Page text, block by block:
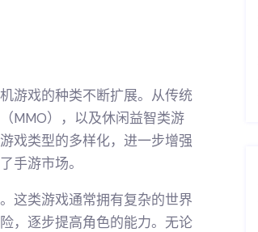
游戏的种类不断扩展。从传统
MMO），以及休闲益智类游
戏类型的多样化，进一步增强
手游市场。
这类游戏通常拥有复杂的世界
，逐步提高角色的能力。无论